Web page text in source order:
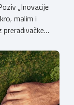
„Inovacije
malim i
prerađivačke
poslovnih
– 2027. Cilj
i